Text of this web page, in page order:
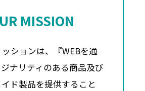
MISSION
ションは、『WEBを通
ナリティのある商品及び
ド製品を提供すること